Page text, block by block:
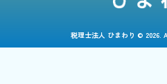
税理士法人 ひまわり © 2026.